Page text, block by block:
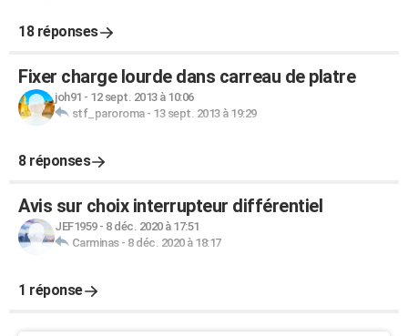
18 réponses
Fixer charge lourde dans carreau de platre
joh91 - 12 sept. 2013 à 10:06
stf_paroroma- 13 sept. 2013 à 19:29
8 réponses
Avis sur choix interrupteur différentiel
JEF1959- 8 déc. 2020 à 17:51
Carminas- 8 déc. 2020 à 18:17
1 réponse